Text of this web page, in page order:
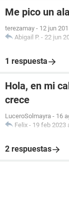
Me pico un
terezamay - 12 jun
Abigail P. - 22 jun
1 respuesta
Hola, en mi
crece
LuceroSolmayra - 16
Felix - 19 feb 2023
2 respuestas